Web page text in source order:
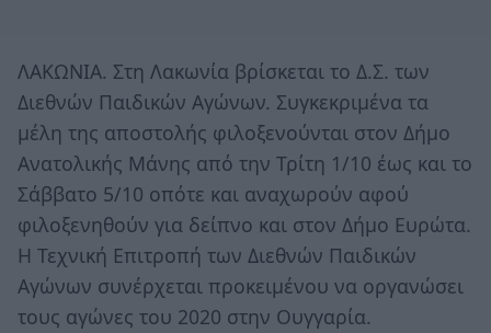
ΛΑΚΩΝΙΑ. Στη Λακωνία βρίσκεται το Δ.Σ. των
Διεθνών Παιδικών Αγώνων. Συγκεκριμένα τα
μέλη της αποστολής φιλοξενούνται στον Δήμο
Ανατολικής Μάνης από την Τρίτη 1/10 έως και το
Σάββατο 5/10 οπότε και αναχωρούν αφού
φιλοξενηθούν για δείπνο και στον Δήμο Ευρώτα.
Η Τεχνική Επιτροπή των Διεθνών Παιδικών
Αγώνων συνέρχεται προκειμένου να οργανώσει
τους αγώνες του 2020 στην Ουγγαρία.